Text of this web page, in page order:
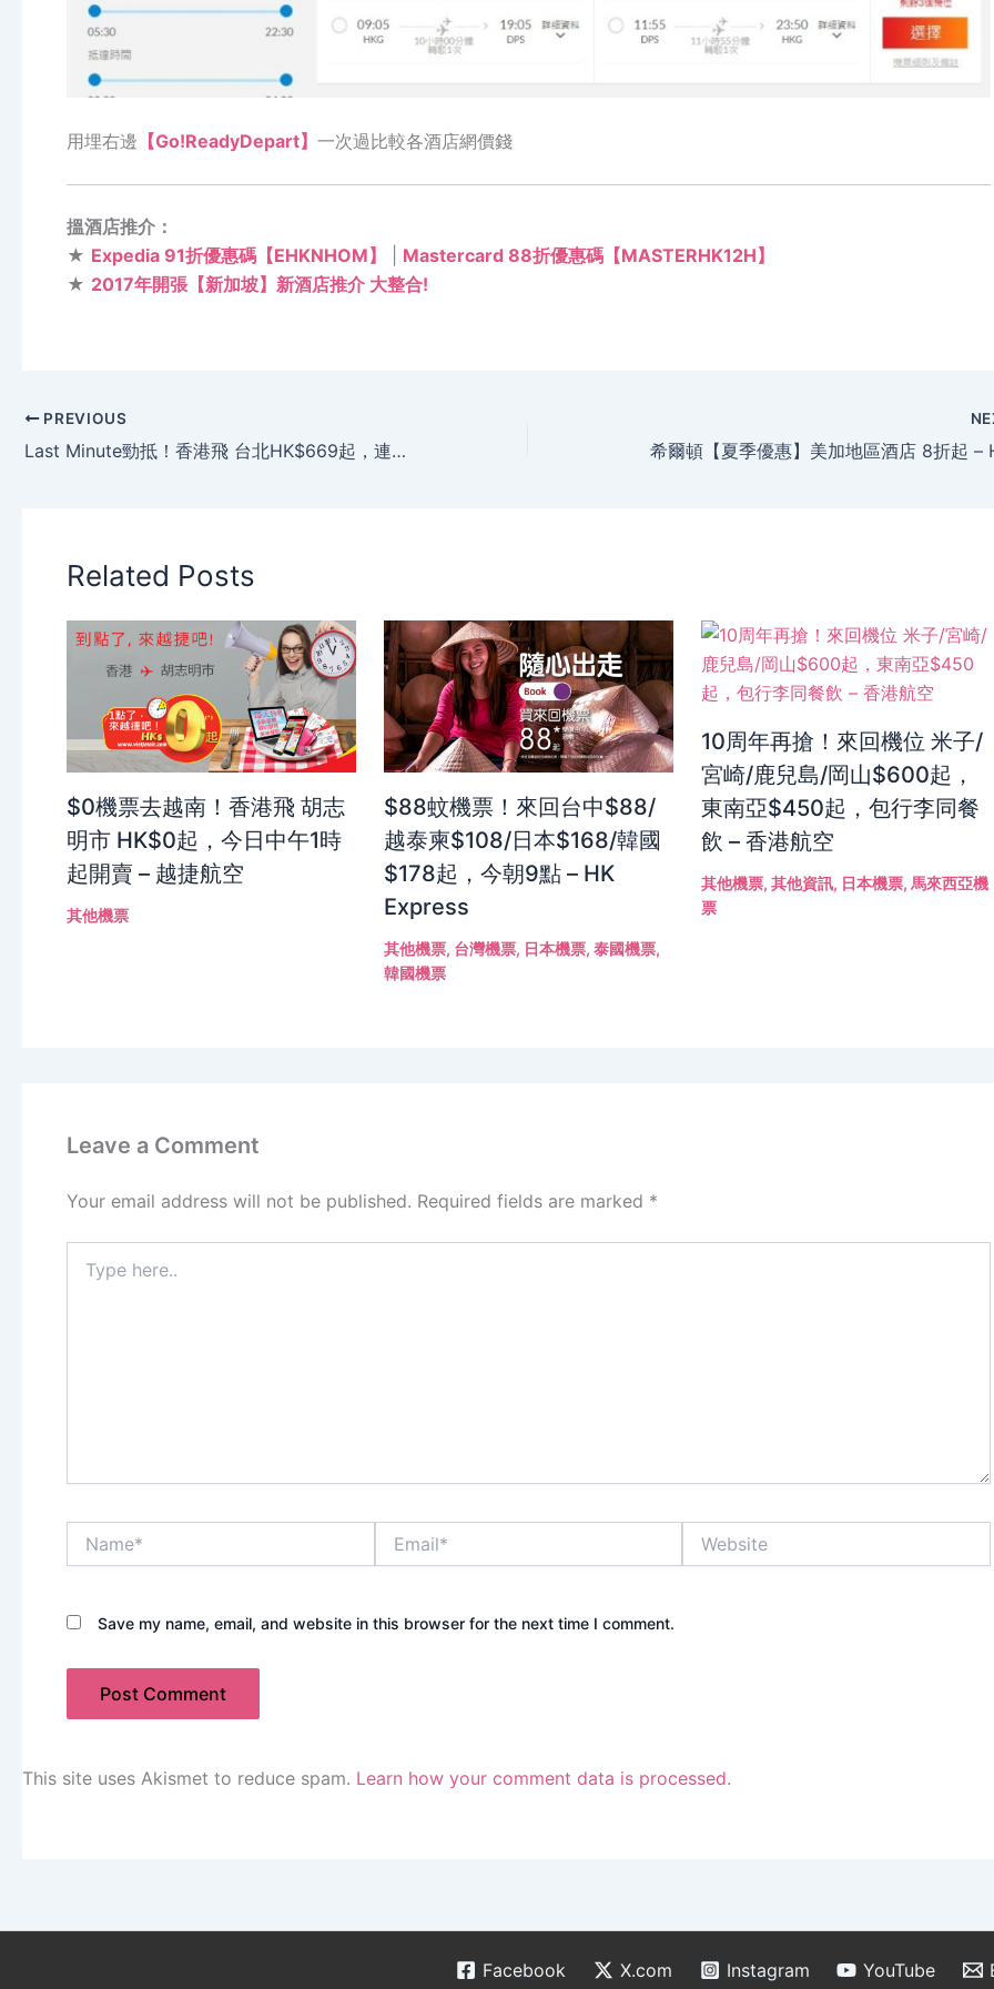
用埋右邊 【Go!ReadyDepart】 一次過比較各酒店網價錢
搵酒店推介：
★ Expedia 91折優惠碼【EHKNHOM】
Mastercard 88折優惠碼【MASTERHK12H】
★ 2017年開張【新加坡】新酒店推介 大整合!
PREVIOUS
Last Minute勁抵！香港飛 台北HK$669起，連30kg行李 – 長榮航空
Related Posts
$0機票去越南！香港飛 胡志
明市 HK$0起，今日中午1時
起開賣 – 越捷航空
其他機票
$88蚊機票！來回台中$88/
越泰柬$108/日本$168/韓國
$178起，今朝9點 – HK
Express
其他機票, 台灣機票, 日本機票, 泰國機票,
韓國機票
10周年再搶！來回機位 米子/
宮崎/鹿兒島/岡山$600起，
東南亞$450起，包行李同餐
飲 – 香港航空
其他機票, 其他資訊, 日本機票, 馬來西亞機
票
Leave a Comment
Your email address will not be published. Required fields are marked *
here..
Save my name, email, and website in this browser for the next time I comment.
This site uses Akismet to reduce spam. Learn how your comment data is processed.
Facebook X.com Instagram YouTube